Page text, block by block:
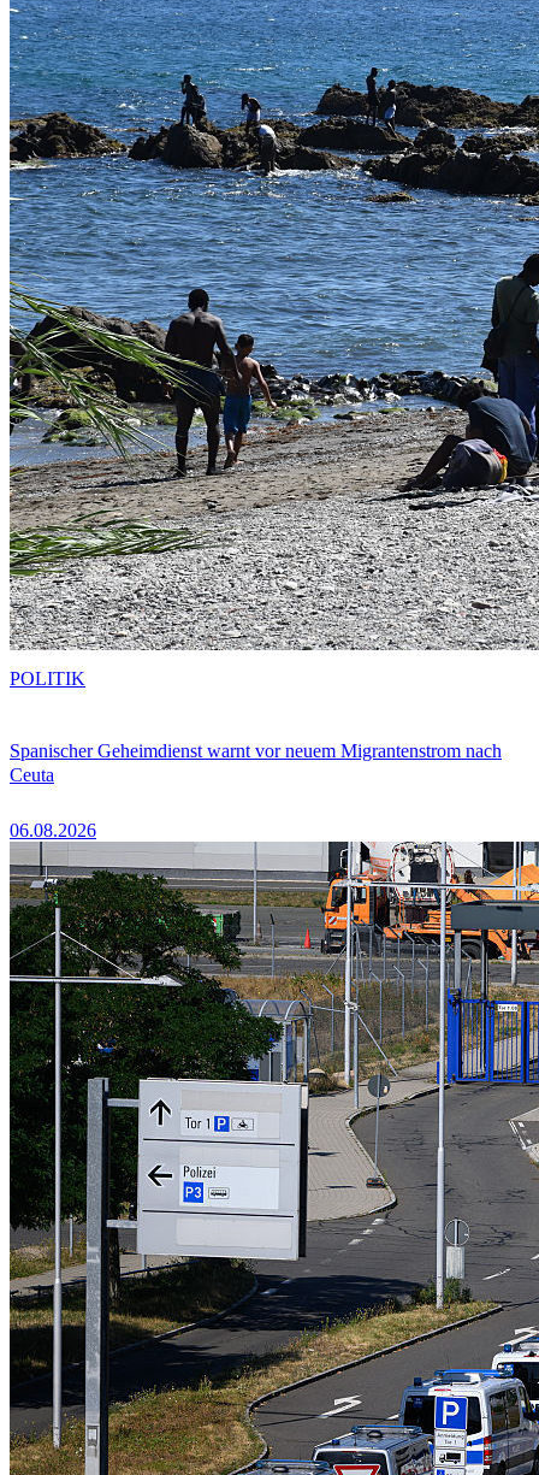
Spanischer Geheimdienst warnt vor neuem Migrantenstrom nach
Ceuta
06.08.2026
POLITIK